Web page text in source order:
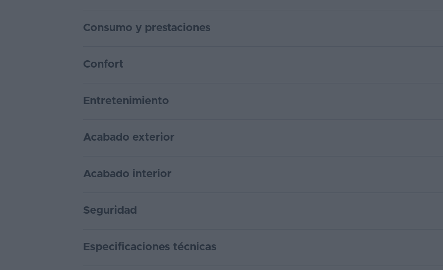
Consumo y prestaciones
Confort
Entretenimiento
Acabado exterior
Acabado interior
Seguridad
Especificaciones técnicas